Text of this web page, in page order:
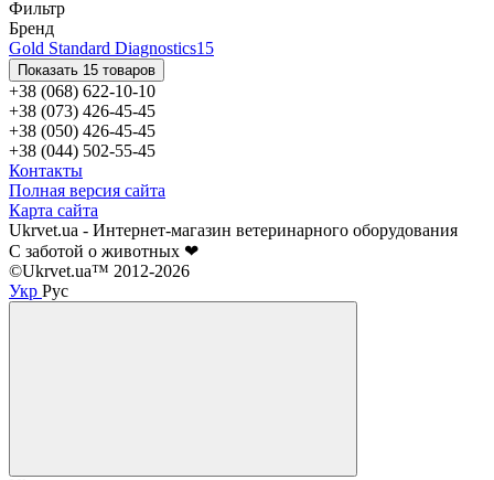
Фильтр
Бренд
Gold Standard Diagnostics15
Показать 15 товаров
+38 (068) 622-10-10
+38 (073) 426-45-45
+38 (050) 426-45-45
+38 (044) 502-55-45
Контакты
Полная версия сайта
Карта сайта
Ukrvet.ua - Интернет-магазин ветеринарного оборудования
С заботой о животных ❤
©Ukrvet.ua™ 2012-2026
Укр Рус